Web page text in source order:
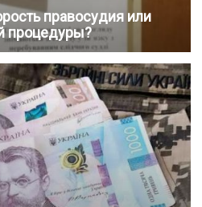
правосудия или
процедуры?